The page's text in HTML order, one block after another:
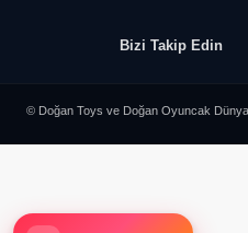
Bizi Takip Edin
© Doğan Toys ve Doğan Oyuncak